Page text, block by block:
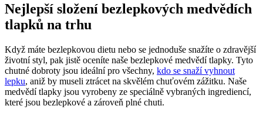
Nejlepší složení bezlepkových medvědích
tlapků na trhu
Když máte bezlepkovou dietu nebo se jednoduše snažíte o zdravější
životní styl, pak jistě oceníte naše bezlepkové medvědí tlapky. Tyto
chutné dobroty jsou ideální pro všechny, kdo se snaží vyhnout
lepku, aniž by museli ztrácet na skvělém chuťovém zážitku. Naše
medvědí tlapky jsou vyrobeny ze speciálně vybraných ingrediencí,
které jsou bezlepkové a zároveň plné chuti.